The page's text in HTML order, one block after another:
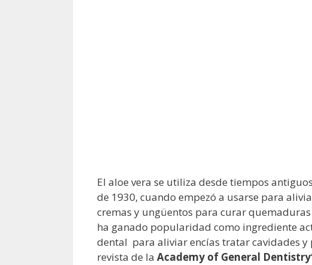
El aloe vera se utiliza desde tiempos
de 1930, cuando empezó a usarse para
cremas y ungüentos para curar
ha ganado popularidad como ingrediente
dental para aliviar encías tratar cavidades
revista de la Academy of General Dentistry